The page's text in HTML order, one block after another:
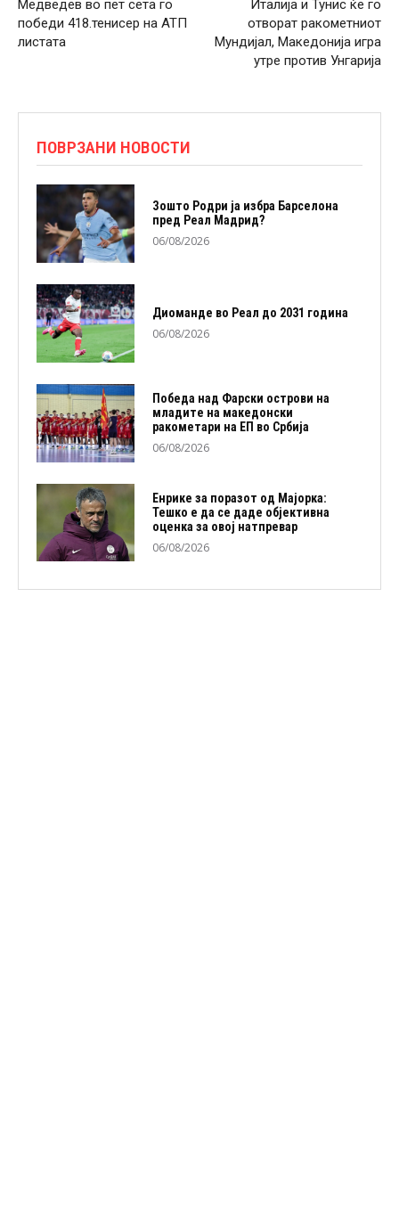
Медведев во пет сета го
победи 418.тенисер на АТП
листата
Италија и Тунис ќе го
отворат ракометниот
Мундијал, Македонија игра
утре против Унгарија
ПОВРЗАНИ НОВОСТИ
Зошто Родри ја избра Барселона
пред Реал Мадрид?
06/08/2026
Диоманде во Реал до 2031 година
06/08/2026
Победа над Фарски острови на
младите на македонски
ракометари на ЕП во Србија
06/08/2026
Енрике за поразот од Мајорка:
Тешко е да се даде објективна
оценка за овој натпревар
06/08/2026